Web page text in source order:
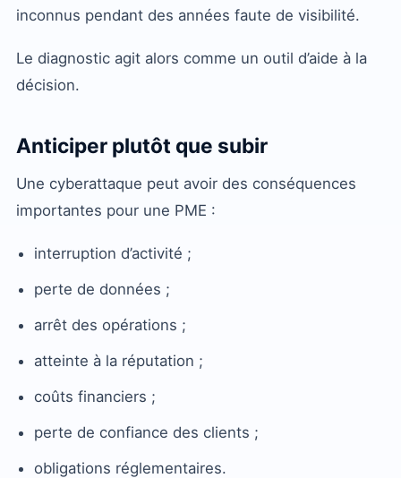
inconnus pendant des années faute de visibilité.
Le diagnostic agit alors comme un outil d’aide à la
décision.
Anticiper plutôt que subir
Une cyberattaque peut avoir des conséquences
importantes pour une PME :
interruption d’activité ;
perte de données ;
arrêt des opérations ;
atteinte à la réputation ;
coûts financiers ;
perte de confiance des clients ;
obligations réglementaires.